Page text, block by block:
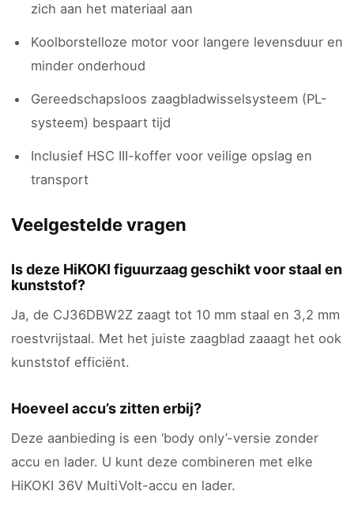
zich aan het materiaal aan
Koolborstelloze motor voor langere levensduur en
minder onderhoud
Gereedschapsloos zaagbladwisselsysteem (PL-
systeem) bespaart tijd
Inclusief HSC III-koffer voor veilige opslag en
transport
Veelgestelde vragen
Is deze HiKOKI figuurzaag geschikt voor staal en
kunststof?
Ja, de CJ36DBW2Z zaagt tot 10 mm staal en 3,2 mm
roestvrijstaal. Met het juiste zaagblad zaaagt het ook
kunststof efficiënt.
Hoeveel accu’s zitten erbij?
Deze aanbieding is een ‘body only’-versie zonder
accu en lader. U kunt deze combineren met elke
HiKOKI 36V MultiVolt-accu en lader.